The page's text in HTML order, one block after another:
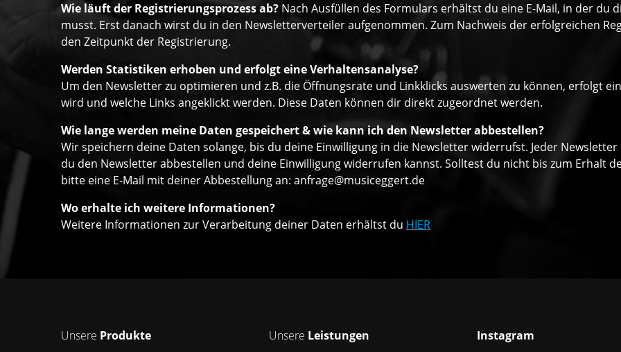
Wie läuft der Registrierungsprozess ab? Nach Ausfüllen des Formulars erhältst du eine E-Mail, in der du
musst. Erst danach wirst du in den Newsletterverteiler aufgenommen. Zum Nachweis der erfolgreichen
den Zeitpunkt der Registrierung.
Werden Statistiken erhoben und erfolgt eine Verhaltensanalyse?
Um den Newsletter zu optimieren und z.B. die Öffnungsrate und Linkklicks auswerten zu können, erfolgt
wird und welche Links angeklickt werden. Diese Daten können dir direkt zugeordnet werden.
Wie lange werden meine Daten gespeichert & wie kann ich den Newsletter abbestellen?
Wir speichern deine Daten solange, bis du deine Einwilligung in die Newsletter widerrufst. Jeder
du den Newsletter abbestellen und deine Einwilligung widerrufen kannst. Solltest du nicht bis zum Erhalt
bitte eine E-Mail mit deiner Abbestellung an: anfrage@musiceggert.de
Wo erhalte ich weitere Informationen?
Weitere Informationen zur Verarbeitung deiner Daten erhältst du HIER
Unsere Produkte Unsere Leistungen Instagram